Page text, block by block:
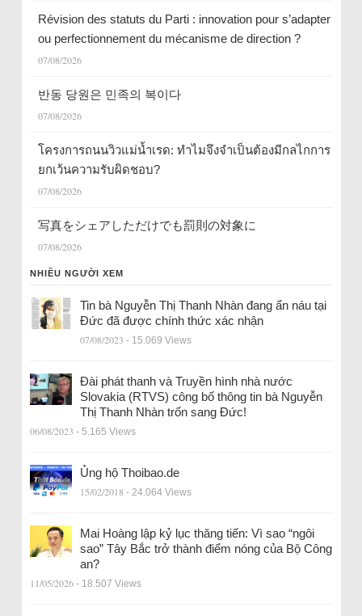
Révision des statuts du Parti : innovation pour s’adapter
ou perfectionnement du mécanisme de direction ?
07/08/2026
반동 당원은 민족의 복이다
07/08/2026
โครงการถนนวิวแม่น้ำเรด: ทำไมจึงจำเป็นต้องมีกลไกการ
ยกเว้นความรับผิดชอบ?
07/08/2026
写真をシェアしただけでも罰則の対象に
07/08/2026
NHIỀU NGƯỜI XEM
Tin bà Nguyễn Thị Thanh Nhàn đang ẩn náu tại
Đức đã được chính thức xác nhận
07/08/2023 - 15.069 Views
Đài phát thanh và Truyền hình nhà nước
Slovakia (RTVS) công bố thông tin bà Nguyễn
Thị Thanh Nhàn trốn sang Đức!
06/08/2023 - 5.165 Views
Ủng hộ Thoibao.de
15/02/2018 - 24.064 Views
Mai Hoàng lập kỷ lục thăng tiến: Vì sao “ngôi
sao” Tây Bắc trở thành điểm nóng của Bộ Công
an?
11/05/2026 - 18.507 Views